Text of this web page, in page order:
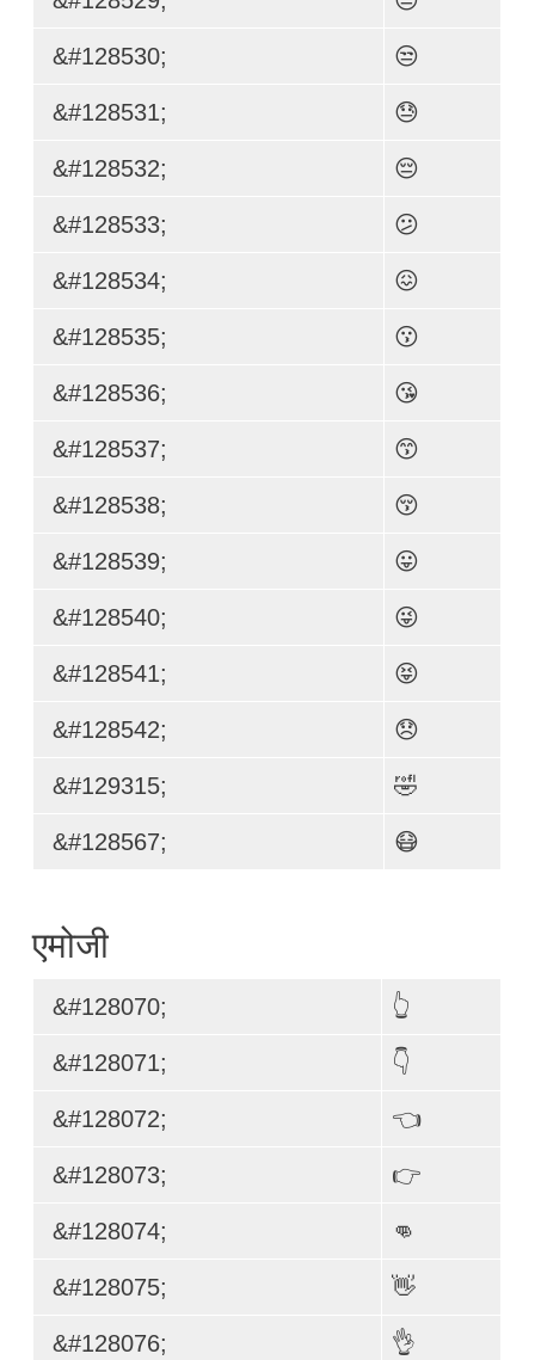
&#128530; 😒
&#128531; 😓
&#128532; 😔
&#128533; 😕
&#128534; 😖
&#128535; 😗
&#128536; 😘
&#128537; 😙
&#128538; 😚
&#128539; 😛
&#128540; 😜
&#128541; 😝
&#128542; 😞
&#129315; 🤣
&#128567; 😷
एमोजी
&#128070; 👆
&#128071; 👇
&#128072; 👈
&#128073; 👉
&#128074; 👊
&#128075; 👋
&#128076; 👌